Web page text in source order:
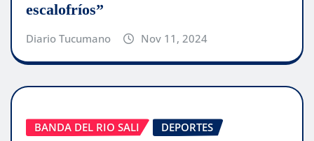
escalofríos”
Diario Tucumano Nov 11, 2024
BANDA DEL RIO SALI DEPORTES